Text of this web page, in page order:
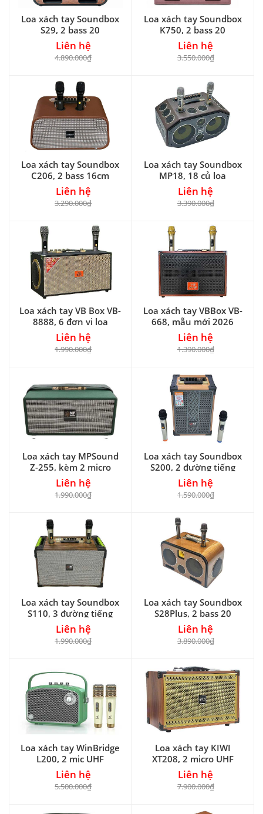
Loa xách tay Soundbox
S29, 2 bass 20
Liên hệ
4.890.000₫
Loa xách tay Soundbox
K750, 2 bass 20
Liên hệ
3.550.000₫
Loa xách tay Soundbox
C206, 2 bass 16cm
Liên hệ
3.290.000₫
Loa xách tay Soundbox
MP18, 18 củ loa
Liên hệ
3.390.000₫
Loa xách tay VB Box VB-
8888, 6 đơn vị loa
Liên hệ
1.990.000₫
Loa xách tay VBBox VB-
668, mẫu mới 2026
Liên hệ
1.390.000₫
Loa xách tay MPSound
Z-255, kèm 2 micro
Liên hệ
1.990.000₫
Loa xách tay Soundbox
S200, 2 đường tiếng
Liên hệ
1.590.000₫
Loa xách tay Soundbox
S110, 3 đường tiếng
Liên hệ
1.990.000₫
Loa xách tay Soundbox
S28Plus, 2 bass 20
Liên hệ
3.890.000₫
Loa xách tay WinBridge
L200, 2 mic UHF
Liên hệ
5.500.000₫
Loa xách tay KIWI
XT208, 2 micro UHF
Liên hệ
7.900.000₫